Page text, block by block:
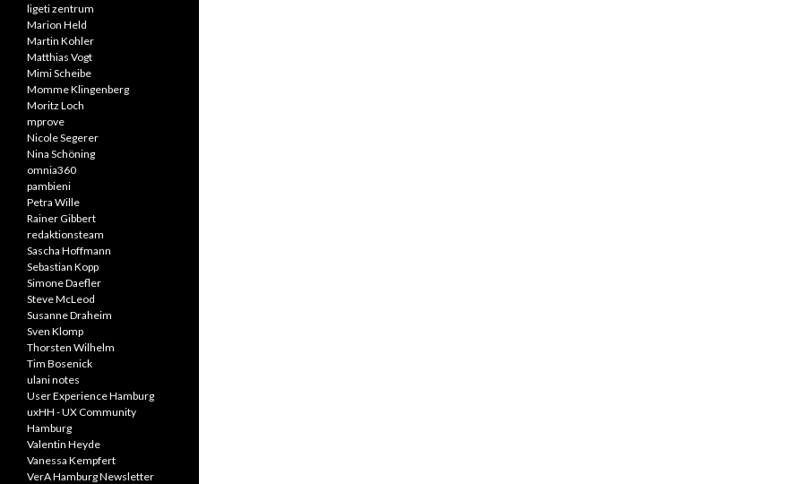
ligeti zentrum
Marion Held
Martin Kohler
Matthias Vogt
Mimi Scheibe
Momme Klingenberg
Moritz Loch
mprove
Nicole Segerer
Nina Schöning
omnia360
pambieni
Petra Wille
Rainer Gibbert
redaktionsteam
Sascha Hoffmann
Sebastian Kopp
Simone Daefler
Steve McLeod
Susanne Draheim
Sven Klomp
Thorsten Wilhelm
Tim Bosenick
ulani notes
User Experience Hamburg
uxHH - UX Community
Hamburg
Valentin Heyde
Vanessa Kempfert
VerA Hamburg Newsletter